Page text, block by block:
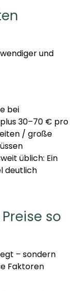
und
bei
30–70 € pro
/ große
üblich: Ein
deutlich
so
– sondern
Faktoren